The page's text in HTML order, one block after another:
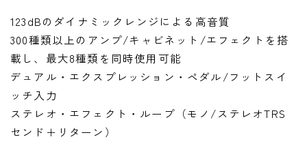
123dBのダイナミックレンジによる高音質
300種類以上のアンプ/キャビネット/エフェクトを搭
載し、最大8種類を同時使用可能
デュアル・エクスプレッション・ペダル/フットスイ
ッチ入力
ステレオ・エフェクト・ループ（モノ/ステレオTRS
センド＋リターン）